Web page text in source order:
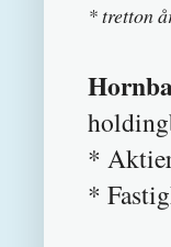
* tretton
*
*